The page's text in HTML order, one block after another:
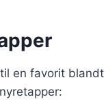
en favorit blandt